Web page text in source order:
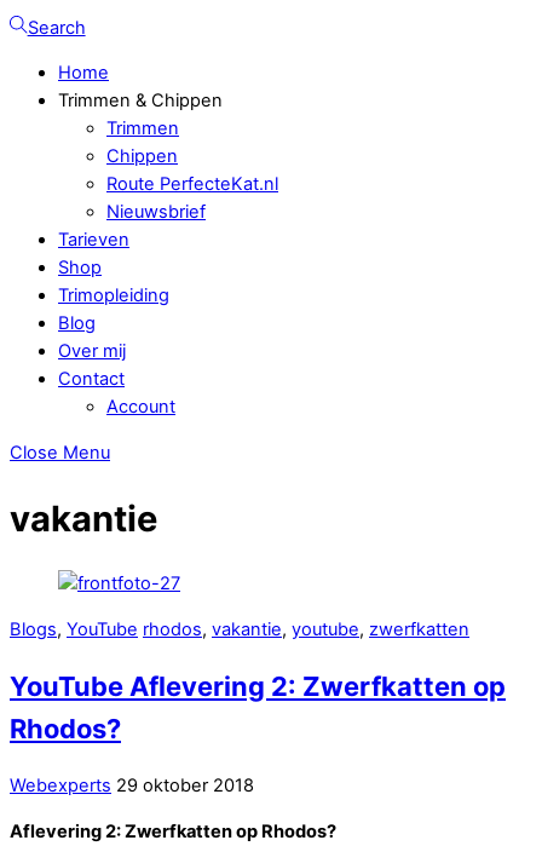
Search
Home
Trimmen & Chippen
Trimmen
Chippen
Route PerfecteKat.nl
Nieuwsbrief
Tarieven
Shop
Trimopleiding
Blog
Over mij
Contact
Account
Close Menu
vakantie
Blogs, YouTube rhodos, vakantie, youtube, zwerfkatten
YouTube Aflevering 2: Zwerfkatten op
Rhodos?
Webexperts 29 oktober 2018
Aflevering 2: Zwerfkatten op Rhodos?